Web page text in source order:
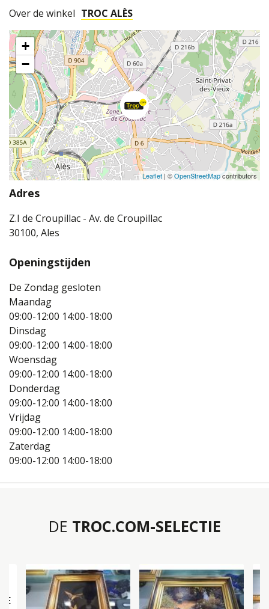
Over de winkel TROC ALÈS
+
−
Leaflet | ©OpenStreetMapcontributors
Adres
Z.I de Croupillac - Av. de Croupillac
30100, Ales
Openingstijden
De Zondag gesloten
Maandag
09:00-12:00 14:00-18:00
Dinsdag
09:00-12:00 14:00-18:00
Woensdag
09:00-12:00 14:00-18:00
Donderdag
09:00-12:00 14:00-18:00
Vrijdag
09:00-12:00 14:00-18:00
Zaterdag
09:00-12:00 14:00-18:00
DE TROC.COM-SELECTIE